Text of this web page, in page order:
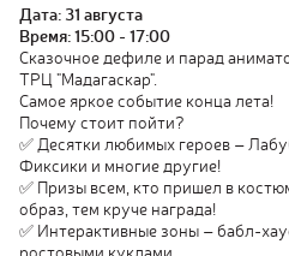
Дата: 31 августа
Время: 15:00 - 17:00
Сказочное дефиле и парад
ТРЦ "Мадагаскар".
Самое яркое событие конца лета!
Почему стоит пойти?
✅ Десятки любимых героев –
Фиксики и многие другие!
✅ Призы всем, кто пришел в
образ, тем круче награда!
✅ Интерактивные зоны – бабл-
ростовыми куклами.